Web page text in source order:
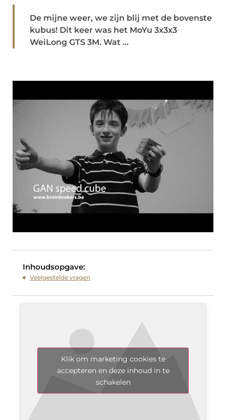
De mijne weer, we zijn blij met de bovenste
kubus! Dit keer was het MoYu 3x3x3
WeiLong GTS 3M. Wat ...
Inhoudsopgave:
Veelgestelde vragen
Klik om marketing cookies te
accepteren en deze inhoud in te
schakelen